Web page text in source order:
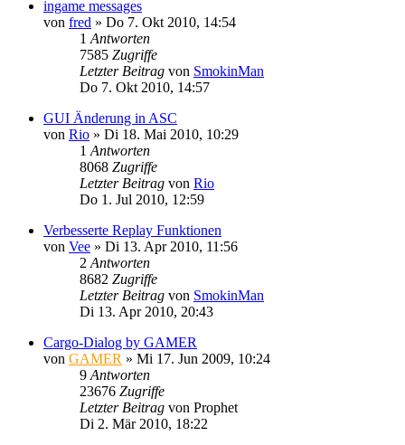
ingame messages
von fred » Do 7. Okt 2010, 14:54
1 Antworten
7585 Zugriffe
Letzter Beitrag von SmokinMan
Do 7. Okt 2010, 14:57
GUI Änderung in ASC
von Rio » Di 18. Mai 2010, 10:29
1 Antworten
8068 Zugriffe
Letzter Beitrag von Rio
Do 1. Jul 2010, 12:59
Verbesserte Replay Funktionen
von Vee » Di 13. Apr 2010, 11:56
2 Antworten
8682 Zugriffe
Letzter Beitrag von SmokinMan
Di 13. Apr 2010, 20:43
Cargo-Dialog by GAMER
von GAMER » Mi 17. Jun 2009, 10:24
9 Antworten
23676 Zugriffe
Letzter Beitrag von Prophet
Di 2. Mär 2010, 18:22